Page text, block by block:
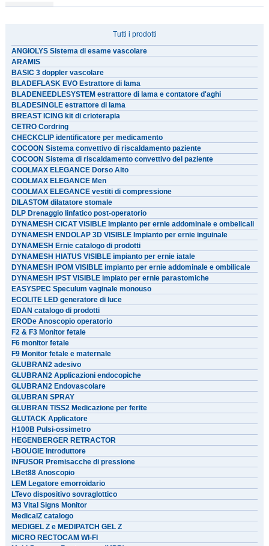
Tutti i prodotti
ANGIOLYS Sistema di esame vascolare
ARAMIS
BASIC 3 doppler vascolare
BLADEFLASK EVO Estrattore di lama
BLADENEEDLESYSTEM estrattore di lama e contatore d'aghi
BLADESINGLE estrattore di lama
BREAST ICING kit di crioterapia
CETRO Cordring
CHECKCLIP identificatore per medicamento
COCOON Sistema convettivo di riscaldamento paziente
COCOON Sistema di riscaldamento convettivo del paziente
COOLMAX ELEGANCE Dorso Alto
COOLMAX ELEGANCE Men
COOLMAX ELEGANCE vestiti di compressione
DILASTOM dilatatore stomale
DLP Drenaggio linfatico post-operatorio
DYNAMESH CICAT VISIBLE Impianto per ernie addominale e ombelicali
DYNAMESH ENDOLAP 3D VISIBLE Impianto per ernie inguinale
DYNAMESH Ernie catalogo di prodotti
DYNAMESH HIATUS VISIBLE impianto per ernie iatale
DYNAMESH IPOM VISIBLE impianto per ernie addominale e ombilicale
DYNAMESH IPST VISIBLE impiato per ernie parastomiche
EASYSPEC Speculum vaginale monouso
ECOLITE LED generatore di luce
EDAN catalogo di prodotti
ERODe Anoscopio operatorio
F2 & F3 Monitor fetale
F6 monitor fetale
F9 Monitor fetale e maternale
GLUBRAN2 adesivo
GLUBRAN2 Applicazioni endocopiche
GLUBRAN2 Endovascolare
GLUBRAN SPRAY
GLUBRAN TISS2 Medicazione per ferite
GLUTACK Applicatore
H100B Pulsi-ossimetro
HEGENBERGER RETRACTOR
i-BOUGIE Introduttore
INFUSOR Premisacche di pressione
LBet88 Anoscopio
LEM Legatore emorroidario
LTevo dispositivo sovraglottico
M3 Vital Signs Monitor
MedicalZ catalogo
MEDIGEL Z e MEDIPATCH GEL Z
MICRO RECTOCAM WI-FI